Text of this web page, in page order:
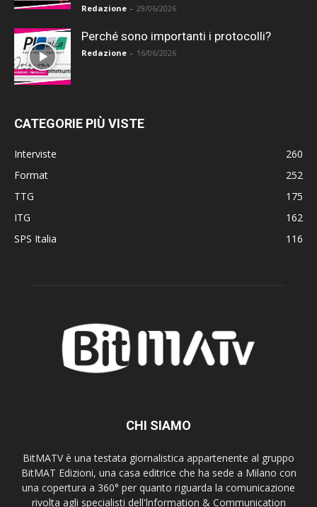
Redazione - 29/06/2026
Perché sono importanti i protocolli?
Redazione - 16/06/2026
CATEGORIE PIÙ VISTE
Interviste
260
Format
252
TTG
175
ITG
162
SPS Italia
116
CHI SIAMO
BitMATV è una testata giornalistica appartenente al gruppo
BitMAT Edizioni, una casa editrice che ha sede a Milano con
una copertura a 360° per quanto riguarda la comunicazione
rivolta agli specialisti dell'lnformation & Communication